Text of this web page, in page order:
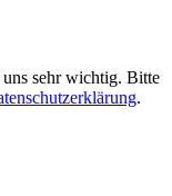
sehr wichtig. Bitte
.